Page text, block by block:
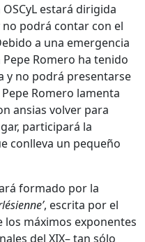
estará dirigida
podrá contar con el
a una emergencia
Romero ha tenido
y no podrá presentarse
Romero lamenta
ansias volver para
participará la
conlleva un pequeño
formado por la
, escrita por el
los máximos exponentes
del XIX– tan sólo